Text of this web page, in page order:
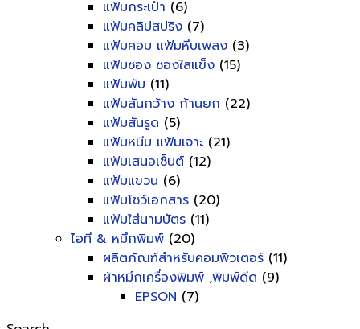
แฟ้มกระเป๋า (6)
แฟ้มคลิปสปริง (7)
แฟ้มคอม แฟ้มหีบเพลง (3)
แฟ้มซอง ซองใสแข็ง (15)
แฟ้มพับ (11)
แฟ้มสันกว้าง ก้านยก (22)
แฟ้มสันรูด (5)
แฟ้มหนีบ แฟ้มเจาะ (21)
แฟ้มเสนอเซ็นต์ (12)
แฟ้มแขวน (6)
แฟ้มโชว์เอกสาร (20)
แฟ้มใส่นามบัตร (11)
ไอที & หมึกพิมพ์ (20)
ผลิตภัณฑ์สำหรับคอมพิวเตอร์ (11)
ผ้าหมึกเครื่องพิมพ์ ,พิมพ์ดีด (9)
EPSON (7)